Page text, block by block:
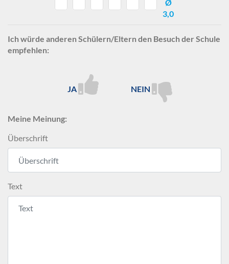
Ø
3,0
Ich würde anderen Schülern/Eltern den Besuch der Schule
empfehlen:
JA NEIN
Meine Meinung:
Überschrift
Text